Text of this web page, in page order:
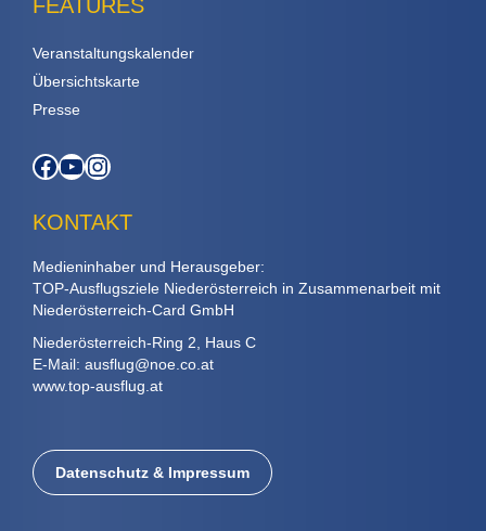
FEATURES
Veranstaltungskalender
Übersichtskarte
Presse
Facebook
YouTube
Instagram
KONTAKT
Medieninhaber und Herausgeber:
TOP-Ausflugsziele Niederösterreich in Zusammenarbeit mit
Niederösterreich-Card GmbH
Niederösterreich-Ring 2, Haus C
E-Mail: ausflug@noe.co.at
www.top-ausflug.at
Datenschutz & Impressum